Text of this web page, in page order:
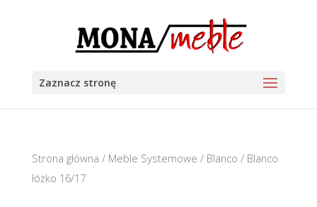
Zaznacz stronę
Strona główna / Meble Systemowe / Blanco / Blanco
łóżko 16/17